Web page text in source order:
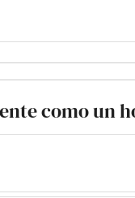
como un